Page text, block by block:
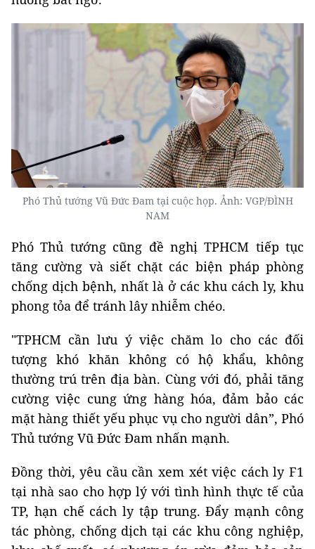
Phó Thủ tướng Vũ Đức Đam tại cuộc họp. Ảnh: VGP/ĐÌNH
NAM
Phó Thủ tướng cũng đề nghị TPHCM tiếp tục
tăng cường và siết chặt các biện pháp phòng
chống dịch bệnh, nhất là ở các khu cách ly, khu
phong tỏa để tránh lây nhiễm chéo.
"TPHCM cần lưu ý việc chăm lo cho các đối
tượng khó khăn không có hộ khẩu, không
thường trú trên địa bàn. Cùng với đó, phải tăng
cường việc cung ứng hàng hóa, đảm bảo các
mặt hàng thiết yếu phục vụ cho người dân”, Phó
Thủ tướng Vũ Đức Đam nhấn mạnh.
Đồng thời, yêu cầu cần xem xét việc cách ly F1
tại nhà sao cho hợp lý với tình hình thực tế của
TP, hạn chế cách ly tập trung. Đẩy mạnh công
tác phòng, chống dịch tại các khu công nghiệp,